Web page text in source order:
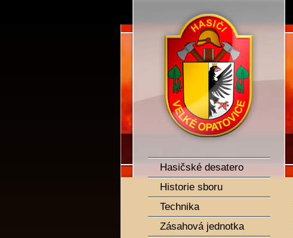
SDH Velké Opatovice
Hasičské desatero
Historie sboru
Technika
Zásahová jednotka